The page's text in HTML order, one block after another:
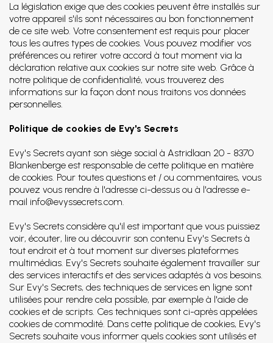
La législation exige que des cookies peuvent être installés sur
votre appareil s'ils sont nécessaires au bon fonctionnement
de ce site web. Votre consentement est requis pour placer
tous les autres types de cookies. Vous pouvez modifier vos
préférences ou retirer votre accord à tout moment via la
déclaration relative aux cookies sur notre site web. Grâce à
notre politique de confidentialité, vous trouverez des
informations sur la façon dont nous traitons vos données
personnelles.
Politique de cookies de Evy's Secrets
Evy's Secrets ayant son siège social à Astridlaan 20 - 8370
Blankenberge est responsable de cette politique en matière
de cookies. Pour toutes questions et / ou commentaires, vous
pouvez vous rendre à l'adresse ci-dessus ou à l'adresse e-
mail info@evyssecrets.com.
Evy's Secrets considère qu'il est important que vous puissiez
voir, écouter, lire ou découvrir son contenu Evy's Secrets à
tout endroit et à tout moment sur diverses plateformes
multimédias. Evy's Secrets souhaite également travailler sur
des services interactifs et des services adaptés à vos besoins.
Sur Evy's Secrets, des techniques de services en ligne sont
utilisées pour rendre cela possible, par exemple à l'aide de
cookies et de scripts. Ces techniques sont ci-après appelées
cookies de commodité. Dans cette politique de cookies, Evy's
Secrets souhaite vous informer quels cookies sont utilisés et